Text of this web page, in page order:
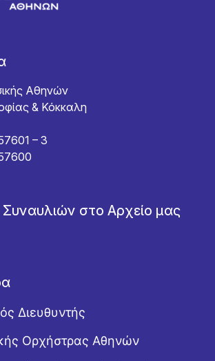
Αθηνών
& Κόκκαλη
– 3
στο Αρχείο μας
Διευθυντής
Ορχήστρας Αθηνών